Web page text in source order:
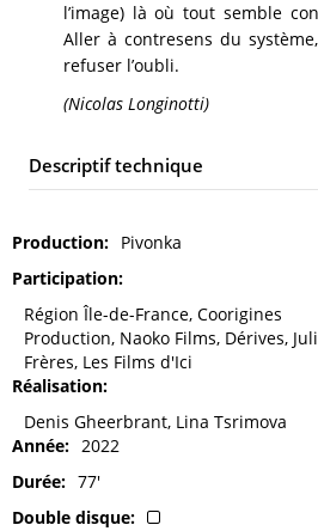
l’image) là où tout semble
Aller à contresens du
refuser l’oubli.
(Nicolas Longinotti)
Descriptif technique
Production
Pivonka
Participation
Région Île-de-France, Coorigines
Production, Naoko Films, Dérives,
Frères, Les Films d'Ici
Réalisation
Denis Gheerbrant, Lina Tsrimova
Année
2022
Durée
77'
Double disque